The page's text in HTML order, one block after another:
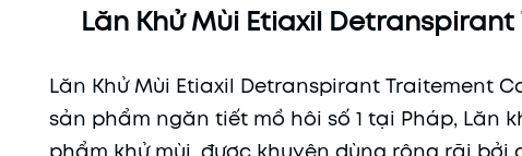
Lăn Khử Mùi Etiaxil
Lăn Khử Mùi Etiaxil Detranspirant Traitement
sản phẩm ngăn tiết mồ hôi số 1 tại Pháp, Lăn